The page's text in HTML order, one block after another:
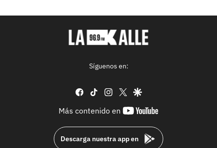
Síguenos en:
facebook
tiktok instagram
twittergoogle
Más contenido en
youtube-
Descarga nuestra app en